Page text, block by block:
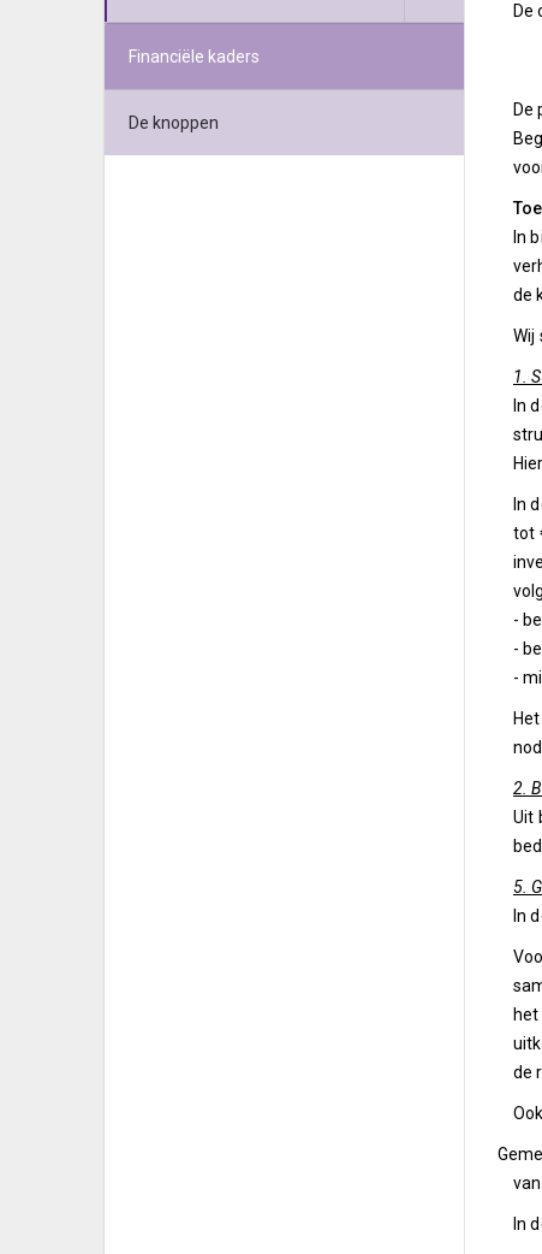
Financiële kaders
De knoppen
De
De
In
de
Wij
1.
In
In
tot
-
-
-
2.
Uit
5.
In
de
In